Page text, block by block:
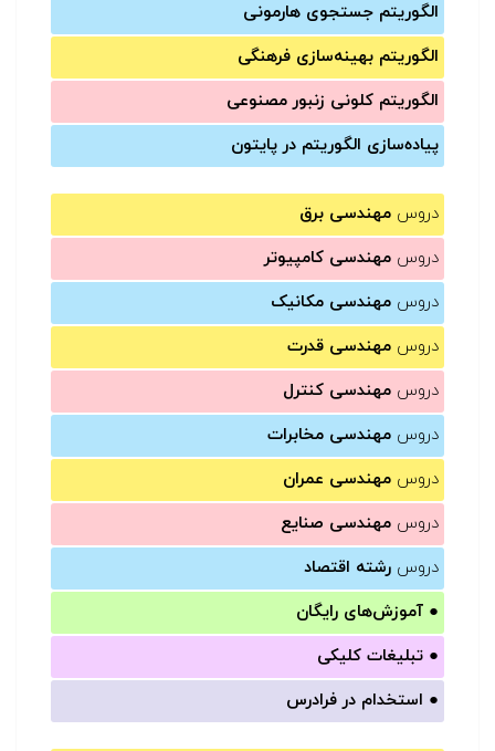
الگوریتم جستجوی هارمونی
الگوریتم بهینه‌سازی فرهنگی
الگوریتم کلونی زنبور مصنوعی
پیاده‌سازی الگوریتم در پایتون
دروس مهندسی برق
دروس مهندسی کامپیوتر
دروس مهندسی مکانیک
دروس مهندسی قدرت
دروس مهندسی کنترل
دروس مهندسی مخابرات
دروس مهندسی عمران
دروس مهندسی صنایع
دروس رشته اقتصاد
● آموزش‌های رایگان
● تبلیغات کلیکی
● استخدام در فرادرس